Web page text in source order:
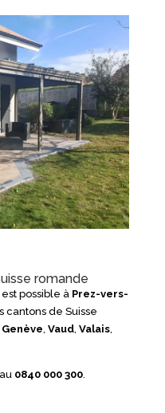
romande
possible à Prez-vers-
cantons de Suisse
Genève, Vaud, Valais,
0840 000 300.